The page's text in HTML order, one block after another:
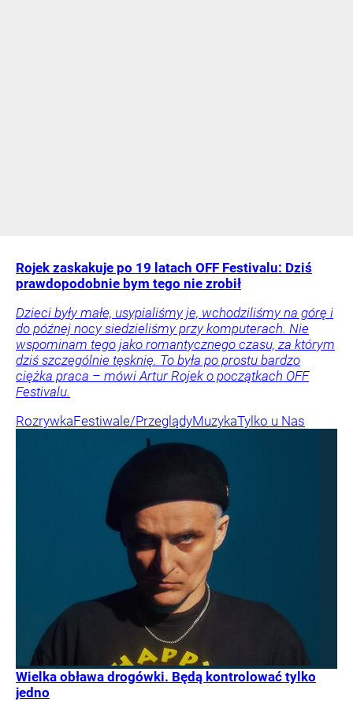
Rojek zaskakuje po 19 latach OFF Festivalu: Dziś
prawdopodobnie bym tego nie zrobił
Dzieci były małe, usypialiśmy je, wchodziliśmy na górę i
do późnej nocy siedzieliśmy przy komputerach. Nie
wspominam tego jako romantycznego czasu, za którym
dziś szczególnie tęsknię. To była po prostu bardzo
ciężka praca – mówi Artur Rojek o początkach OFF
Festivalu.
RozrywkaFestiwale/PrzeglądyMuzykaTylko u Nas
Wielka obława drogówki. Będą kontrolować tylko
jedno